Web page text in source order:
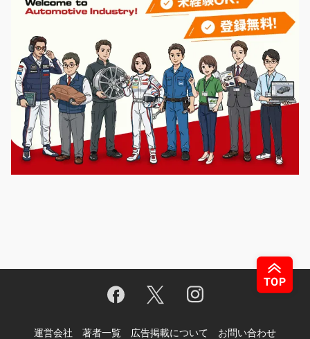
運営会社 著者一覧 広告掲載について お問い合わせ